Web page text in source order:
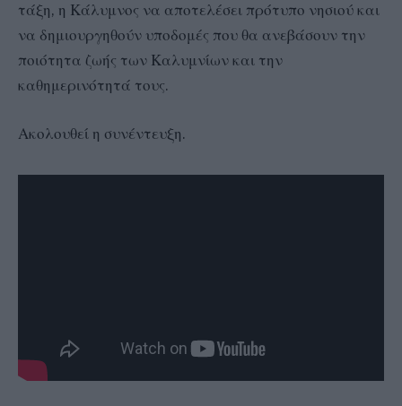
τάξη, η Κάλυμνος να αποτελέσει πρότυπο νησιού και
να δημιουργηθούν υποδομές που θα ανεβάσουν την
ποιότητα ζωής των Καλυμνίων και την
καθημερινότητά τους.
Ακολουθεί η συνέντευξη.